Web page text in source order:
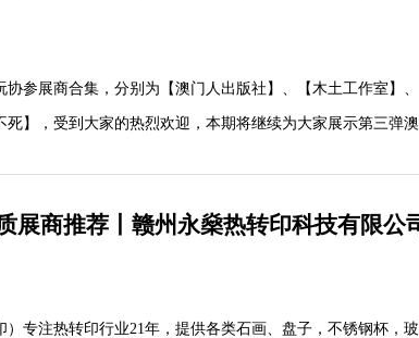
协参展商合集，分别为【澳门人出版社】、【木土工作室】
死】，受到大家的热烈欢迎，本期将继续为大家展示第三弹
展商推荐丨赣州永燊热转印科技有限公
）专注热转印行业21年，提供各类石画、盘子，不锈钢杯，